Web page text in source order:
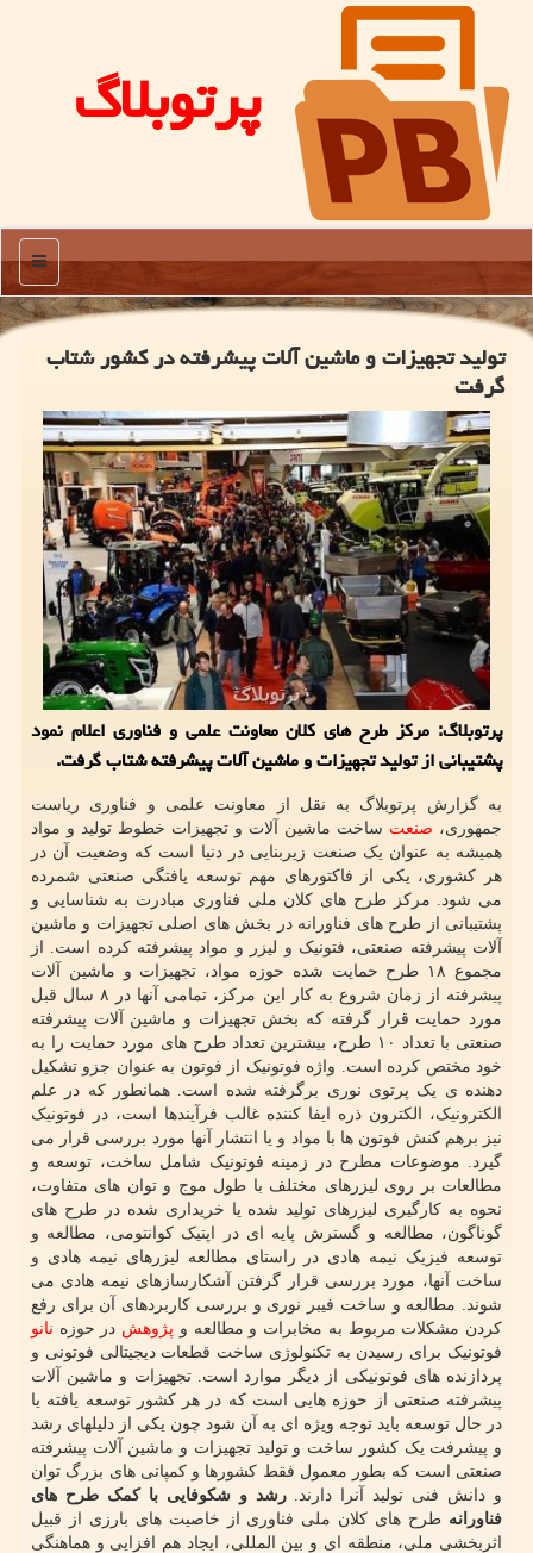
پرتوبلاگ
منو
تولید تجهیزات و ماشین آلات پیشرفته در کشور شتاب
گرفت
پرتوبلاگ: مرکز طرح های کلان معاونت علمی و فناوری اعلام نمود
پشتیبانی از تولید تجهیزات و ماشین آلات پیشرفته شتاب گرفت.
به گزارش پرتوبلاگ به نقل از معاونت علمی و فناوری ریاست
جمهوری، صنعت ساخت ماشین آلات و تجهیزات خطوط تولید و مواد
همیشه به عنوان یک صنعت زیربنایی در دنیا است که وضعیت آن در
هر کشوری، یکی از فاکتورهای مهم توسعه یافتگی صنعتی شمرده
می شود. مرکز طرح های کلان ملی فناوری مبادرت به شناسایی و
پشتیبانی از طرح های فناورانه در بخش های اصلی تجهیزات و ماشین
آلات پیشرفته صنعتی، فتونیک و لیزر و مواد پیشرفته کرده است. از
مجموع ۱۸ طرح حمایت شده حوزه مواد، تجهیزات و ماشین آلات
پیشرفته از زمان شروع به کار این مرکز، تمامی آنها در ۸ سال قبل
مورد حمایت قرار گرفته که بخش تجهیزات و ماشین آلات پیشرفته
صنعتی با تعداد ۱۰ طرح، بیشترین تعداد طرح های مورد حمایت را به
خود مختص کرده است. واژه فوتونیک از فوتون به عنوان جزو تشکیل
دهنده ی یک پرتوی نوری برگرفته شده است. همانطور که در علم
الکترونیک، الکترون ذره ایفا کننده غالب فرآیندها است، در فوتونیک
نیز برهم کنش فوتون ها با مواد و یا انتشار آنها مورد بررسی قرار می
گیرد. موضوعات مطرح در زمینه فوتونیک شامل ساخت، توسعه و
مطالعات بر روی لیزرهای مختلف با طول موج و توان های متفاوت،
نحوه به کارگیری لیزرهای تولید شده یا خریداری شده در طرح های
گوناگون، مطالعه و گسترش پایه ای در اپتیک کوانتومی، مطالعه و
توسعه فیزیک نیمه هادی در راستای مطالعه لیزرهای نیمه هادی و
ساخت آنها، مورد بررسی قرار گرفتن آشکارسازهای نیمه هادی می
شوند. مطالعه و ساخت فیبر نوری و بررسی کاربردهای آن برای رفع
کردن مشکلات مربوط به مخابرات و مطالعه و پژوهش در حوزه نانو
فوتونیک برای رسیدن به تکنولوژی ساخت قطعات دیجیتالی فوتونی و
پردازنده های فوتونیکی از دیگر موارد است. تجهیزات و ماشین آلات
پیشرفته صنعتی از حوزه هایی است که در هر کشور توسعه یافته یا
در حال توسعه باید توجه ویژه ای به آن شود چون یکی از دلیلهای رشد
و پیشرفت یک کشور ساخت و تولید تجهیزات و ماشین آلات پیشرفته
صنعتی است که بطور معمول فقط کشورها و کمپانی های بزرگ توان
و دانش فنی تولید آنرا دارند.رشد و شکوفایی با کمک طرح های
فناورانه طرح های کلان ملی فناوری از خاصیت های بارزی از قبیل
اثربخشی ملی، منطقه ای و بین المللی، ایجاد هم افزایی و هماهنگی